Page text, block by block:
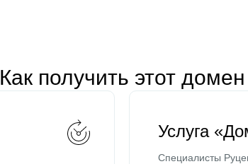
Как получить этот домен
Услуга
Специалисты